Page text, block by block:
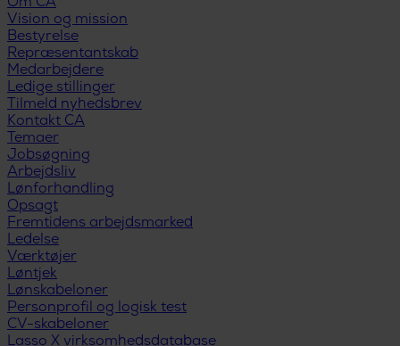
Vision og mission
Bestyrelse
Repræsentantskab
Medarbejdere
Ledige stillinger
Tilmeld nyhedsbrev
Kontakt CA
Temaer
Jobsøgning
Arbejdsliv
Lønforhandling
Opsagt
Fremtidens arbejdsmarked
Ledelse
Værktøjer
Løntjek
Lønskabeloner
Personprofil og logisk test
CV-skabeloner
Lasso X virksomhedsdatabase